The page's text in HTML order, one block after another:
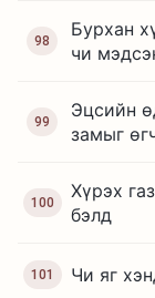
98
Бурхан
чи
99
Эцсийн
замыг
100
Хүрэх
бэлд
101 Чи яг